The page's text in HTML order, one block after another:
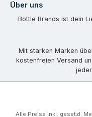
Über uns
Bottle Brands ist dein
Mit starken Marken
kostenfreien Versand
Alle Preise inkl. gesetzl.